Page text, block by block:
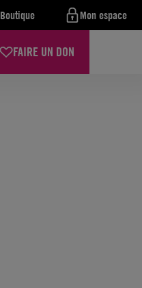
Boutique Mon espace
FAIRE UN DON